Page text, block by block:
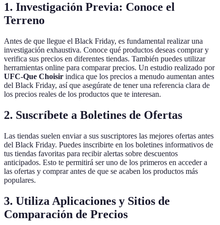
1. Investigación Previa: Conoce el
Terreno
Antes de que llegue el Black Friday, es fundamental realizar una
investigación exhaustiva. Conoce qué productos deseas comprar y
verifica sus precios en diferentes tiendas. También puedes utilizar
herramientas online para comparar precios. Un estudio realizado por
UFC-Que Choisir indica que los precios a menudo aumentan antes
del Black Friday, así que asegúrate de tener una referencia clara de
los precios reales de los productos que te interesan.
2. Suscríbete a Boletines de Ofertas
Las tiendas suelen enviar a sus suscriptores las mejores ofertas antes
del Black Friday. Puedes inscribirte en los boletines informativos de
tus tiendas favoritas para recibir alertas sobre descuentos
anticipados. Esto te permitirá ser uno de los primeros en acceder a
las ofertas y comprar antes de que se acaben los productos más
populares.
3. Utiliza Aplicaciones y Sitios de
Comparación de Precios